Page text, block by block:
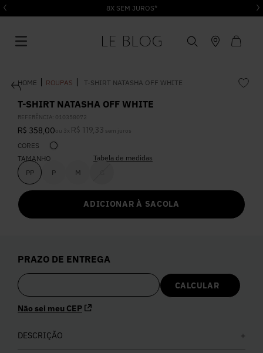
8X SEM JUROS*
ROUPAS T-SHIRT NATASHA OFF WHITE
T-SHIRT NATASHA OFF WHITE
REFERÊNCIA: 010358072
R$ 358,00 ou 3 x R$ 119 33 sem juros
CORES
TAMANHO
PP
P M
Tabela de medidas
ADICIONAR À SACOLA
PRAZO DE ENTREGA
Não sei meu CEP
DESCRIÇÃO
1º Vestido
2 Roupas
5º Calça
6º Colete
7º